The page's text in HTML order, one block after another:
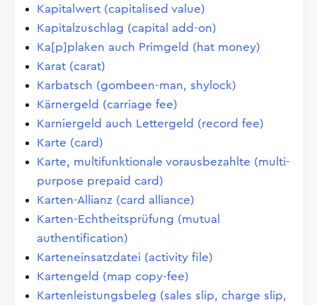
Kapitalwert (capitalised value)
Kapitalzuschlag (capital add-on)
Ka[p]plaken auch Primgeld (hat money)
Karat (carat)
Karbatsch (gombeen-man, shylock)
Kärnergeld (carriage fee)
Karniergeld auch Lettergeld (record fee)
Karte (card)
Karte, multifunktionale vorausbezahlte (multi-
purpose prepaid card)
Karten-Allianz (card alliance)
Karten-Echtheitsprüfung (mutual
authentification)
Karteneinsatzdatei (activity file)
Kartengeld (map copy-fee)
Kartenleistungsbeleg (sales slip, charge slip,